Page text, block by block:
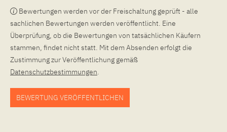
Bewertungen werden vor der Freischaltung geprüft - alle
sachlichen Bewertungen werden veröffentlicht. Eine
Überprüfung, ob die Bewertungen von tatsächlichen Käufern
stammen, findet nicht statt. Mit dem Absenden erfolgt die
Zustimmung zur Veröffentlichung gemäß
Datenschutzbestimmungen.
BEWERTUNG VERÖFFENTLICHEN